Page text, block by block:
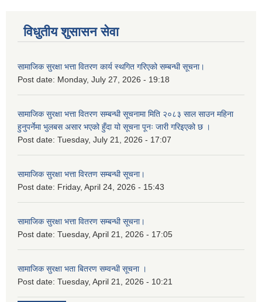
विधुतीय शुसासन सेवा
सामाजिक सुरक्षा भत्ता वितरण कार्य स्थगित गरिएको सम्बन्धी सूचना।
Post date: Monday, July 27, 2026 - 19:18
सामाजिक सुरक्षा भत्ता वितरण सम्बन्धी सूचनामा मिति २०८३ साल साउन महिना
हुनुपर्नेमा भुलबस असार भएको हुँदा यो सूचना पूनः जारी गरिइएको छ ।
Post date: Tuesday, July 21, 2026 - 17:07
सामाजिक सुरक्षा भत्ता विरतण सम्बन्धी सूचना।
Post date: Friday, April 24, 2026 - 15:43
सामाजिक सुरक्षा भत्ता वितरण सम्‍बन्धी सूचना।
Post date: Tuesday, April 21, 2026 - 17:05
सामाजिक सुरक्षा भता बितरण सम्वन्धी सूचना ।
Post date: Tuesday, April 21, 2026 - 10:21